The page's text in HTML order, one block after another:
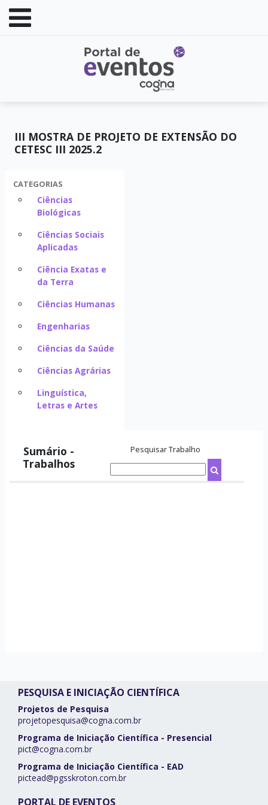
III MOSTRA DE PROJETO DE EXTENSÃO DO
CETESC III 2025.2
CATEGORIAS
Ciências
Biológicas
Ciências Sociais
Aplicadas
Ciência Exatas e
da Terra
Ciências Humanas
Engenharias
Ciências da Saúde
Ciências Agrárias
Linguística,
Letras e Artes
Sumário -
Trabalhos
Pesquisar Trabalho
PESQUISA E INICIAÇÃO CIENTÍFICA
Projetos de Pesquisa
projetopesquisa@cogna.com.br
Programa de Iniciação Científica - Presencial
pict@cogna.com.br
Programa de Iniciação Científica - EAD
pictead@pgsskroton.com.br
PORTAL DE EVENTOS